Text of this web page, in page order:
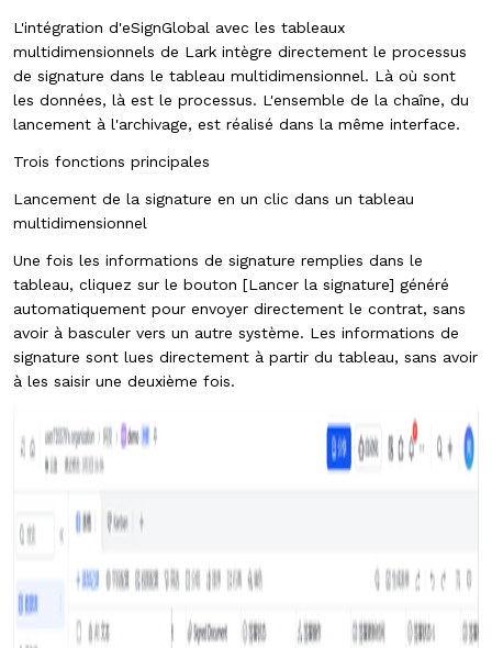
L'intégration d'eSignGlobal avec les tableaux
multidimensionnels de Lark intègre directement le processus
de signature dans le tableau multidimensionnel. Là où sont
les données, là est le processus. L'ensemble de la chaîne, du
lancement à l'archivage, est réalisé dans la même interface.
Trois fonctions principales
Lancement de la signature en un clic dans un tableau
multidimensionnel
Une fois les informations de signature remplies dans le
tableau, cliquez sur le bouton [Lancer la signature] généré
automatiquement pour envoyer directement le contrat, sans
avoir à basculer vers un autre système. Les informations de
signature sont lues directement à partir du tableau, sans avoir
à les saisir une deuxième fois.